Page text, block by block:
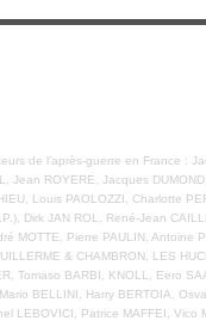
de l’après-guerre en France :
Jean ROYERE, Jacques
Louis PAOLOZZI, Charlotte
Dirk JAN ROL, René-Jean
MOTTE, Pierre PAULIN, Antoine
& CHAMBRON, LES
Tomaso BARBI, KNOLL, Eero
BELLINI, Harry BERTOIA,
LEBOVICI, Patrice MAFFEI,